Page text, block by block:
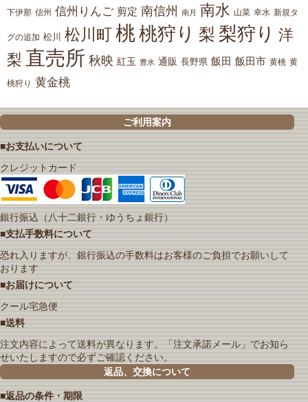
下伊那 信州 信州りんご 剪定 南信州 南月 南水 山菜 幸水 新規タ
グの追加 松川 松川町 桃桃狩り 梨 梨狩り 洋
梨 直売所 秋映 紅玉 豊水 通販 長野県 飯田 飯田市 黄桃 黄
桃狩り 黄金桃
ご利用案内
■お支払いについて
クレジットカード
銀行振込（八十二銀行・ゆうちょ銀行）
■支払手数料について
恐れ入りますが、銀行振込の手数料はお客様のご負担でお願いして
おります
■お届けについて
クール宅急便
■送料
注文内容によって送料が異なります。「注文承諾メール」でお知ら
せいたしますので必ずご確認ください。
返品、交換について
■返品の条件・期限